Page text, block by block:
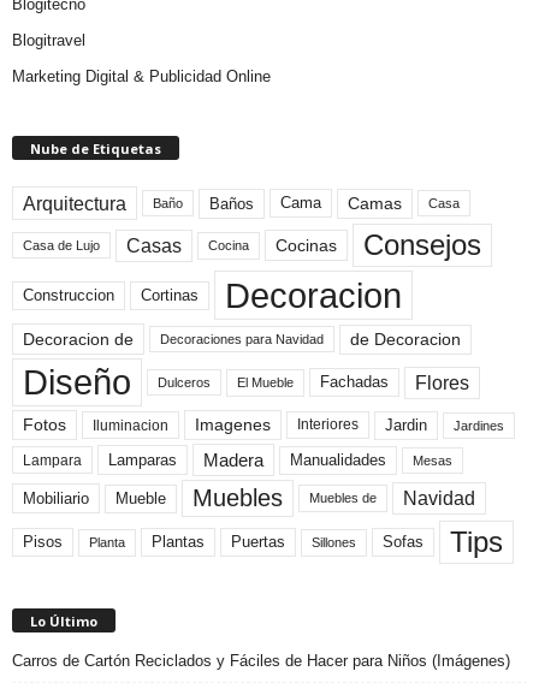
Blogitecno
Blogitravel
Marketing Digital & Publicidad Online
Nube de Etiquetas
Arquitectura Baño Baños Cama Camas Casa
Casa de Lujo Casas Cocina Cocinas Consejos
Construccion Cortinas Decoracion
Decoracion de Decoraciones para Navidad de Decoracion
Diseño Dulceros El Mueble Fachadas Flores
Fotos Iluminacion Imagenes Interiores Jardin Jardines
Lampara Lamparas Madera Manualidades Mesas
Mobiliario Mueble Muebles Muebles de Navidad
Pisos Planta Plantas Puertas Sillones Sofas Tips
Lo Último
Carros de Cartón Reciclados y Fáciles de Hacer para Niños (Imágenes)